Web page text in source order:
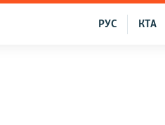
КТА
РУС